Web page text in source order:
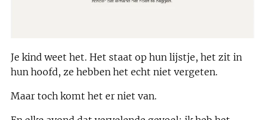
Je kind weet het. Het staat op hun lijstje, het zit in
hun hoofd, ze hebben het echt niet vergeten.
Maar toch komt het er niet van.